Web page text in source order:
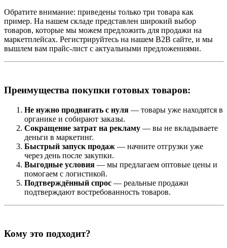
Обратите внимание: приведены только три товара как
пример. На нашем складе представлен широкий выбор
товаров, которые мы можем предложить для продажи на
маркетплейсах. Регистрируйтесь на нашем B2B сайте, и мы
вышлем вам прайс-лист с актуальными предложениями.
Преимущества покупки готовых товаров:
Не нужно продвигать с нуля — товары уже находятся в
органике и собирают заказы.
Сокращение затрат на рекламу — вы не вкладываете
деньги в маркетинг.
Быстрый запуск продаж — начните отгрузки уже
через день после закупки.
Выгодные условия — мы предлагаем оптовые цены и
помогаем с логистикой.
Подтверждённый спрос — реальные продажи
подтверждают востребованность товаров.
Кому это подходит?